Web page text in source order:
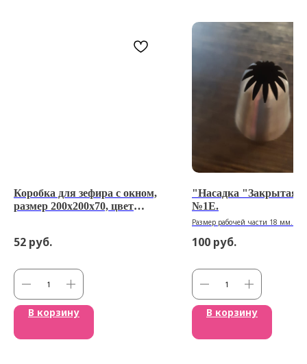
Коробка для зефира с окном,
размер 200х200х70, цвет
52 руб.
В корзину
"Насадка "Закрытая
№1Е.
Размер рабочей части 18 мм.
100 руб.
В корзину